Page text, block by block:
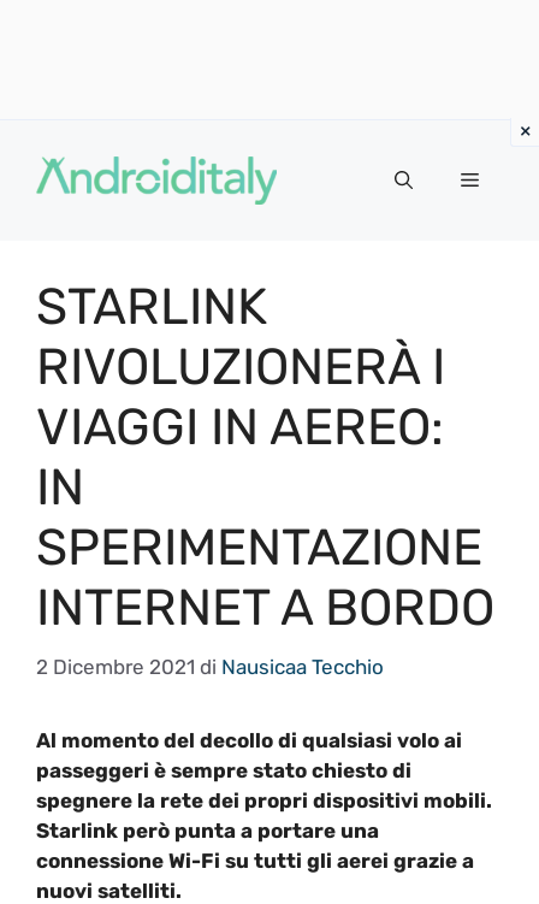
contenuto
MENU
STARLINK
RIVOLUZIONERÀ I
VIAGGI IN AEREO:
IN
SPERIMENTAZIONE
INTERNET A BORDO
2 Dicembre 2021 di Nausicaa Tecchio
Al momento del decollo di qualsiasi volo ai
passeggeri è sempre stato chiesto di
spegnere la rete dei propri dispositivi mobili.
Starlink però punta a portare una
connessione Wi-Fi su tutti gli aerei grazie a
nuovi satelliti.